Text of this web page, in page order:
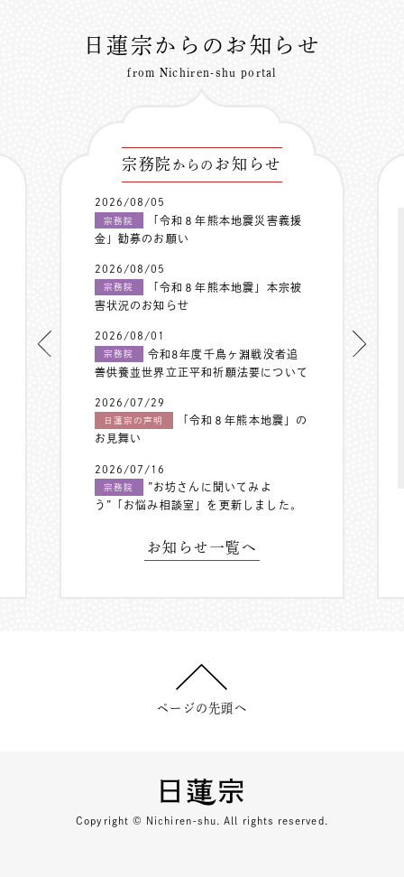
日蓮宗からのお知らせ
from Nichiren-shu portal
宗務院 からの お知らせ
2026/08/05
宗務院
「令和８年熊本地震災害義援
金」勧募のお願い
2026/08/05
宗務院
「令和８年熊本地震」本宗被
害状況のお知らせ
2026/08/01
宗務院
令和8年度千鳥ヶ淵戦没者追
善供養並世界立正平和祈願法要について
2026/07/29
日蓮宗の声明
「令和８年熊本地震」の
お見舞い
2026/07/16
宗務院
”お坊さんに聞いてみよ
う”「お悩み相談室」を更新しました。
お知らせ一覧へ
ページの先頭へ
Copyright © Nichiren-shu. All rights reserved.